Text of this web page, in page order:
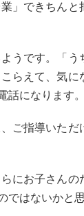
」できちん
うです。「
らえて、気
になります。
ご指導いた
にお子さん
はないかと思